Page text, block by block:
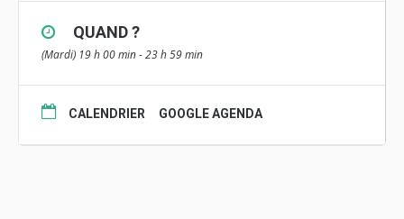
travaillent autour des idées du cheminement,
du voyage, et du retour sur les traces d’un
Une balade sonore imaginée par Ars Nomadis
est aussi prévue à partir de 19h.
QUAND ?
(Mardi) 19 h 00 min - 23 h 59 min
CALENDRIER GOOGLE AGENDA